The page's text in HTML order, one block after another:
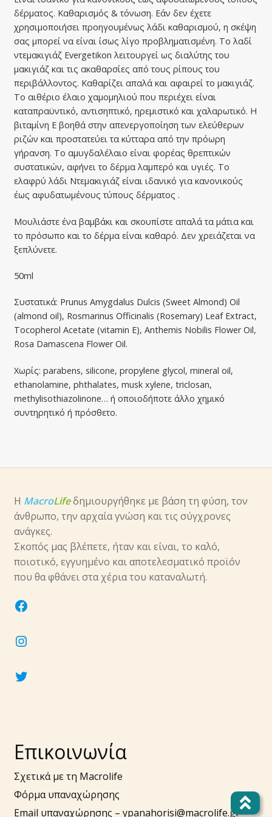
δέρματος. Καθαρισμός & τόνωση. Εάν δεν έχετε
χρησιμοποιήσει προηγουμένως λάδι καθαρισμού, η σκέψη
σας μπορεί να είναι ίσως λίγο προβληματισμένη. Το λαδί
ντεμακιγιάζ Evergetikon λειτουργεί ως διαλύτης του
μακιγιάζ και τις ακαθαρσίες από τους ρίπους του
περιβάλλοντος. Καθαρίζει απαλά και αφαιρεί το μακιγιάζ.
Το αιθέριο έλαιο χαμομηλιού που περιέχει είναι
καταπραϋντικό, αντισηπτικό, ηρεμιστικό και χαλαρωτικό. Η
βιταμίνη Ε βοηθά στην απενεργοποίηση των ελεύθερων
ριζών και προστατεύει τα κύτταρα από την πρόωρη
γήρανση. Το αμυγδαλέλαιο είναι φορέας θρεπτικών
συστατικών, αφήνει το δέρμα λαμπερό και υγιές. Το
ελαφρύ λάδι Ντεμακιγιάζ είναι ιδανικό για κανονικούς
έως αφυδατωμένους τύπους δέρματος .
Μουλιάστε ένα βαμβάκι και σκουπίστε απαλά τα μάτια και
το πρόσωπο και το δέρμα είναι καθαρό. Δεν χρειάζεται να
ξεπλύνετε.
50ml
Συστατικά: Prunus Amygdalus Dulcis (Sweet Almond) Oil
(almond oil), Rosmarinus Officinalis (Rosemary) Leaf Extract,
Tocopherol Acetate (vitamin E), Anthemis Nobilis Flower Oil,
Rosa Damascena Flower Oil.
Χωρίς: parabens, silicone, propylene glycol, mineral oil,
ethanolamine, phthalates, musk xylene, triclosan,
methylisothiazolinone… ή οποιοδήποτε άλλο χημικό
συντηρητικό ή πρόσθετο.
Η MacroLifeδημιουργήθηκε με βάση τη φύση, τον
άνθρωπο, την αρχαία γνώση και τις σύγχρονες
ανάγκες.
Σκοπός μας βλέπετε, ήταν και είναι, το καλό,
ποιοτικό, εγγυημένο και αποτελεσματικό προϊόν
που θα φθάνει στα χέρια του καταναλωτή.
facebook
instagram
twitter
Επικοινωνία
Σχετικά με τη Macrolife
Φόρμα υπαναχώρησης
Email υπαναχώρησης – ypanahorisi@macrolife.gr